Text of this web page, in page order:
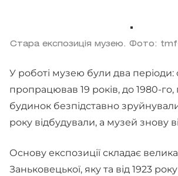
Стара експозиція музею. Фото:
У роботі музею були два періоди:
пропрацював 19 років, до 1980-го,
будинок безпідставно
року відбудували, а музей знову
Основу експозиції складає
Заньковецької, яку та від 1923